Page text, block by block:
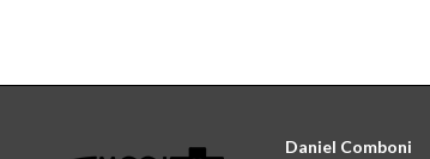
Daniel Comboni